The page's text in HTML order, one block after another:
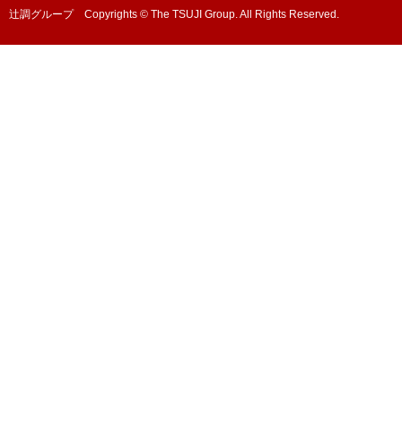
辻調グループ Copyrights © The TSUJI Group. All Rights Reserved.